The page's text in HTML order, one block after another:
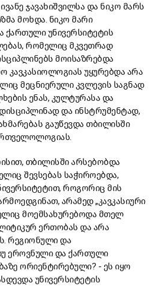
ჯავახიშვილსა და ნიკო მარს
მოხდა. ნიკო მარი
ქართული უნივერსიტეტის
რომელიც მკვეთრად
მოისაზრებდა
კავკასიოლოგიას უყურებდა არა
მეცნიერული კვლევის საგნად
ენას, კულტურასა და
და ინსტრუმენტად,
გაუწევდა თბილისში
თბილისში არსებობდა
შევსებას საჭიროებდა,
როგორიც მის
არამედ „კავკასიური
მოემსახურებოდა მთელ
ერთობას და არა
რეგიონული და
ეროვნული და ქართული
ორიენტირებული? - ეს იყო
უნივერსიტეტის